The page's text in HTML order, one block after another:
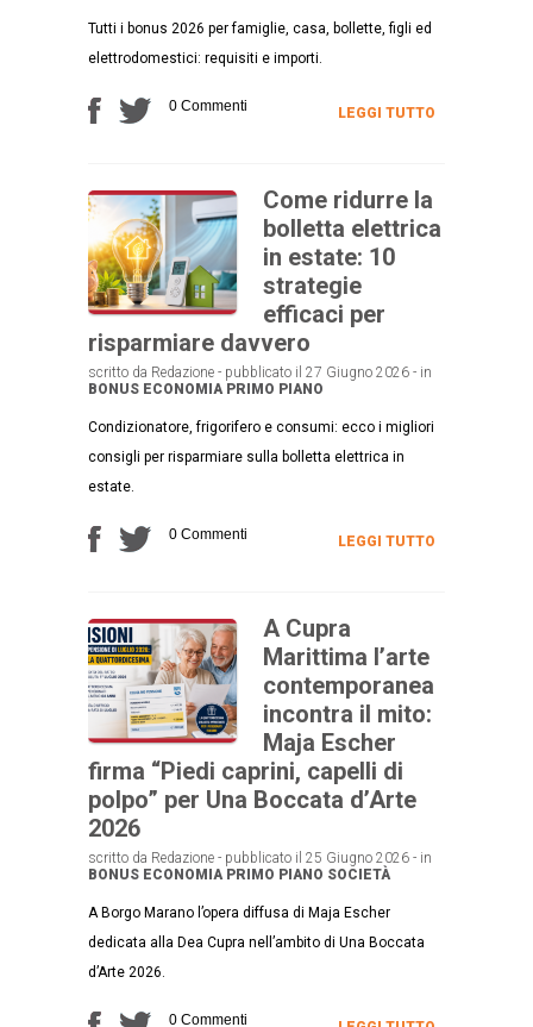
Tutti i bonus 2026 per famiglie, casa, bollette, figli ed
elettrodomestici: requisiti e importi.
0 Commenti LEGGI TUTTO
Come ridurre la
bolletta elettrica
in estate: 10
strategie
efficaci per
risparmiare davvero
scritto da Redazione - pubblicato il 27 Giugno 2026 - in
BONUS ECONOMIA PRIMO PIANO
Condizionatore, frigorifero e consumi: ecco i migliori
consigli per risparmiare sulla bolletta elettrica in
estate.
0 Commenti LEGGI TUTTO
A Cupra
Marittima l’arte
contemporanea
incontra il mito:
Maja Escher
firma “Piedi caprini, capelli di
polpo” per Una Boccata d’Arte
2026
scritto da Redazione - pubblicato il 25 Giugno 2026 - in
BONUS ECONOMIA PRIMO PIANO SOCIETÀ
A Borgo Marano l’opera diffusa di Maja Escher
dedicata alla Dea Cupra nell’ambito di Una Boccata
d’Arte 2026.
0 Commenti